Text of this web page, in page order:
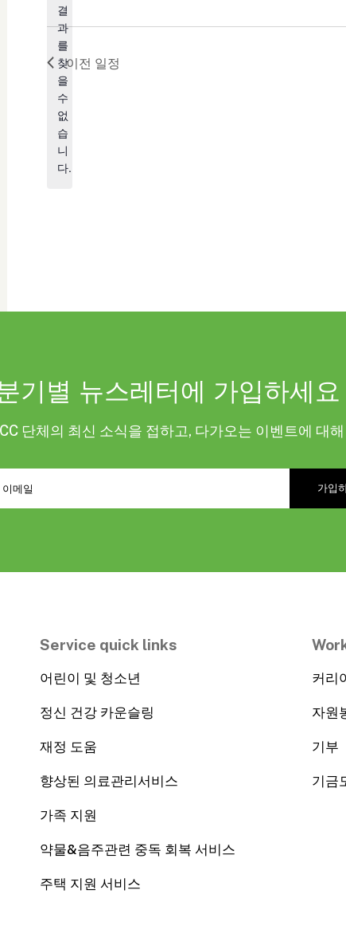
공
지
결
과
를
찾
을
수
없
습
니
다.
이전 일정
기별 뉴스레터에 가입하세요
단체의 최신 소식을 접하고, 다가오는 이벤트에 대
Service quick links
어린이 및 청소년
정신 건강 카운슬링
재정 도움
향상된 의료관리서비스
가족 지원
약물&음주관련 중독 회복 서비스
주택 지원 서비스
커리
자원
기부
기금